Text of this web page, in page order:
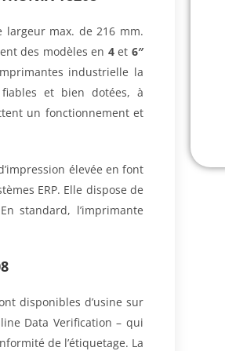
max. de 216 mm.
des modèles en 4 et 6″
industrielle la
et bien dotées, à
un fonctionnement et
élevée en font
ERP. Elle dispose de
standard, l’imprimante
disponibles d’usine sur
Data Verification – qui
de l’étiquetage. La